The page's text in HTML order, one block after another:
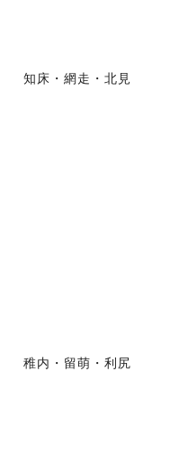
知床・網走・北見
稚内・留萌・利尻